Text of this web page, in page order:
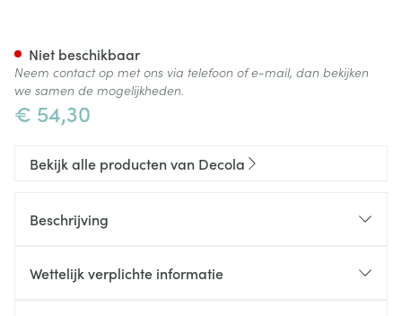
€ 54,30
Niet beschikbaar
Neem contact op met ons via telefoon of e-mail, dan bekijken
we samen de mogelijkheden.
Bekijk alle producten van Decola
Beschrijving
Wettelijk verplichte informatie